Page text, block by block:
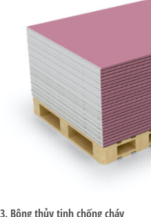
3. Bông thủy tinh chống cháy